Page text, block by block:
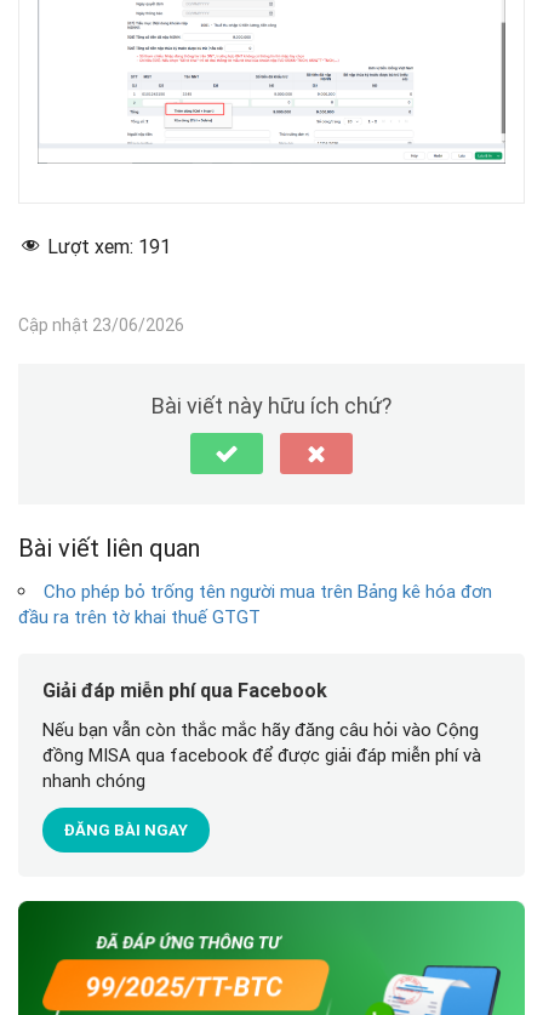
Lượt xem: 191
Cập nhật 23/06/2026
Bài viết này hữu ích chứ?
Bài viết liên quan
Cho phép bỏ trống tên người mua trên Bảng kê hóa đơn
đầu ra trên tờ khai thuế GTGT
Giải đáp miễn phí qua Facebook
Nếu bạn vẫn còn thắc mắc hãy đăng câu hỏi vào Cộng
đồng MISA qua facebook để được giải đáp miễn phí và
nhanh chóng
ĐĂNG BÀI NGAY